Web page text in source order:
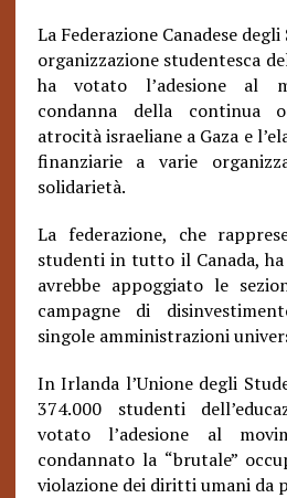
La Federazione Canadese
organizzazione studentesca
ha votato l’adesione al
condanna della continua
atrocità israeliane a Gaza e
finanziarie a varie
solidarietà.
La federazione, che
studenti in tutto il Canada,
avrebbe appoggiato le
campagne di
singole amministrazioni
In Irlanda l’Unione degli
374.000 studenti
votato l’adesione al
condannato la “brutale”
violazione dei diritti umani da